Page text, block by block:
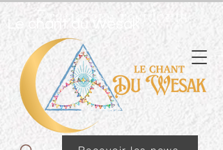
Le chant du Wesak
Praticiens résidents